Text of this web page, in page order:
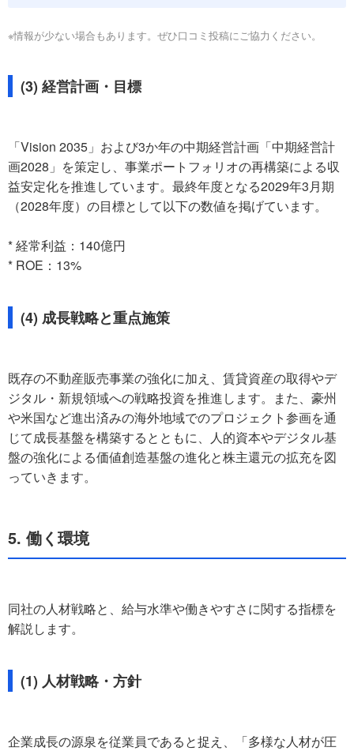
※情報が少ない場合もあります。ぜひ口コミ投稿にご協力ください。
(3) 経営計画・目標
「Vision 2035」および3か年の中期経営計画「中期経営計
画2028」を策定し、事業ポートフォリオの再構築による収
益安定化を推進しています。最終年度となる2029年3月期
（2028年度）の目標として以下の数値を掲げています。
* 経常利益：140億円
* ROE：13%
(4) 成長戦略と重点施策
既存の不動産販売事業の強化に加え、賃貸資産の取得やデ
ジタル・新規領域への戦略投資を推進します。また、豪州
や米国など進出済みの海外地域でのプロジェクト参画を通
じて成長基盤を構築するとともに、人的資本やデジタル基
盤の強化による価値創造基盤の進化と株主還元の拡充を図
っていきます。
5. 働く環境
同社の人材戦略と、給与水準や働きやすさに関する指標を
解説します。
(1) 人材戦略・方針
企業成長の源泉を従業員であると捉え、「多様な人材が圧